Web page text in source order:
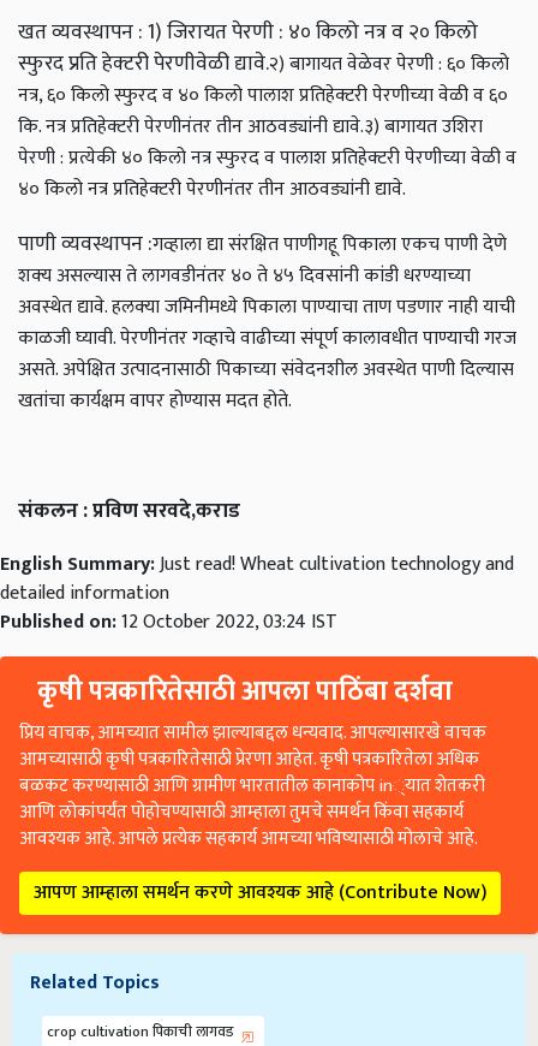
खत व्यवस्थापन : 1) जिरायत पेरणी : ४० किलो नत्र व २० किलो
स्फुरद प्रति हेक्‍टरी पेरणीवेळी द्यावे.२) बागायत वेळेवर पेरणी : ६० किलो
नत्र, ६० किलो स्फुरद व ४० किलो पालाश प्रतिहेक्‍टरी पेरणीच्या वेळी व ६०
कि. नत्र प्रतिहेक्‍टरी पेरणीनंतर तीन आठवड्यांनी द्यावे.३) बागायत उशिरा
पेरणी : प्रत्येकी ४० किलो नत्र स्फुरद व पालाश प्रतिहेक्‍टरी पेरणीच्या वेळी व
४० किलो नत्र प्रतिहेक्‍टरी पेरणीनंतर तीन आठवड्यांनी द्यावे.
पाणी व्यवस्थापन :गव्हाला द्या संरक्षित पाणीगहू पिकाला एकच पाणी देणे
शक्‍य असल्यास ते लागवडीनंतर ४० ते ४५ दिवसांनी कांडी धरण्याच्या
अवस्थेत द्यावे. हलक्‍या जमिनीमध्ये पिकाला पाण्याचा ताण पडणार नाही याची
काळजी घ्यावी. पेरणीनंतर गव्हाचे वाढीच्या संपूर्ण कालावधीत पाण्याची गरज
असते. अपेक्षित उत्पादनासाठी पिकाच्या संवेदनशील अवस्थेत पाणी दिल्यास
खतांचा कार्यक्षम वापर होण्यास मदत होते.
संकलन : प्रविण सरवदे,कराड
English Summary:Just read! Wheat cultivation technology and
detailed information
Published on:12 October 2022, 03:24 IST
कृषी पत्रकारितेसाठी आपला पाठिंबा दर्शवा
प्रिय वाचक, आमच्यात सामील झाल्याबद्दल धन्यवाद. आपल्यासारखे वाचक
आमच्यासाठी कृषी पत्रकारितेसाठी प्रेरणा आहेत. कृषी पत्रकारितेला अधिक
बळकट करण्यासाठी आणि ग्रामीण भारतातील कानाकोप in्यात शेतकरी
आणि लोकांपर्यंत पोहोचण्यासाठी आम्हाला तुमचे समर्थन किंवा सहकार्य
आवश्यक आहे. आपले प्रत्येक सहकार्य आमच्या भविष्यासाठी मोलाचे आहे.
आपण आम्हाला समर्थन करणे आवश्यक आहे (Contribute Now)
Related Topics
crop cultivation पिकाची लागवड